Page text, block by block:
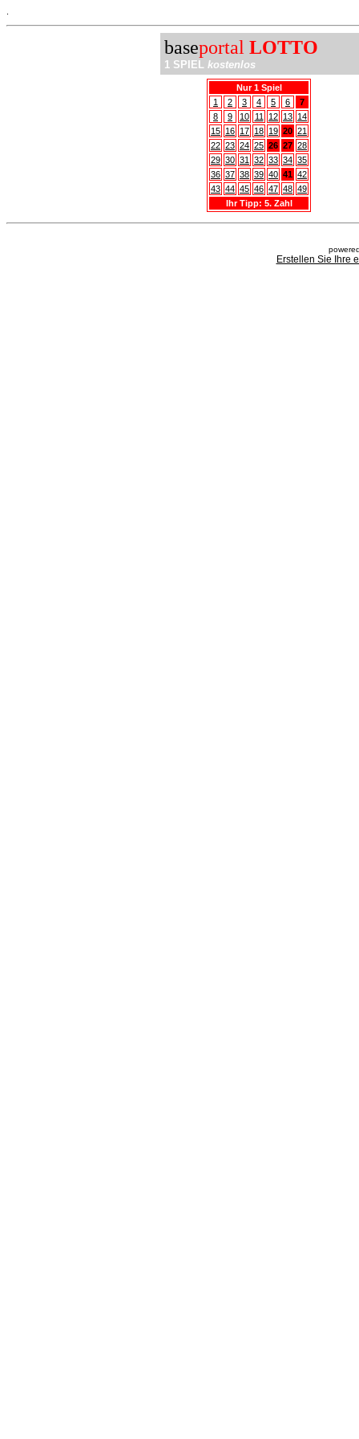
baseportal LOTTO
1 SPIEL kostenlos
Nur 1 Spiel
1
2 3 4 5 6
7
8
9 10 11 12 13 14
15 16 17 18 19 20 21
22 23 24 25 26 27 28
29 30 31 32 33 34 35
36 37 38 39 40 41 42
43 44 45 46 47 48 49
Ihr Tipp: 5. Zahl
Erstellen Sie Ihre